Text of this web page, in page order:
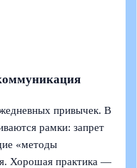
привычек. В
рамки: запрет
«методы
Хорошая практика —